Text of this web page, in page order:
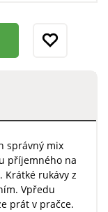
správný mix
příjemného na
Krátké rukávy z
Vpředu
prát v pračce.